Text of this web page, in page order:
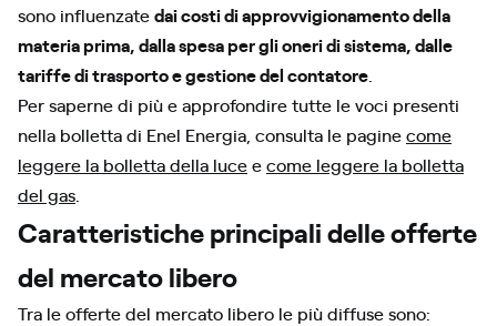
sono influenzatedai costi di approvvigionamento della
materia prima, dalla spesa per gli oneri di sistema, dalle
tariffe di trasporto e gestione del contatore
Per saperne di più e approfondire tutte le voci presenti
nella bolletta di Enel Energia, consulta le paginecome
leggere la bolletta della luceecome leggere la bolletta
del gas
Caratteristiche principali delle offerte
del mercato libero
Tra le offerte del mercato libero le più diffuse sono: